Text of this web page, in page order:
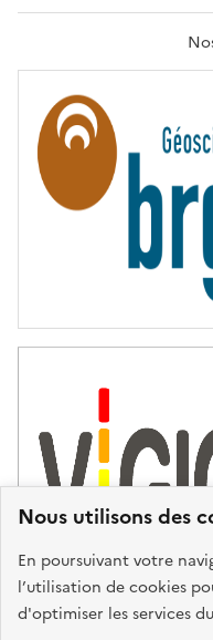
Nous utilisons des
En poursuivant votre
l’utilisation de cookies
d'optimiser les services